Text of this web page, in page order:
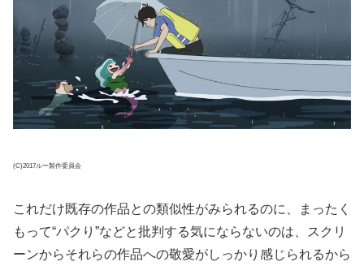
(C)2017ルー製作委員会
これだけ既存の作品との類似性がみられるのに、まったく
もって“パクり”などと批判する気にならないのは、スクリ
ーンからそれらの作品への敬愛がしっかり感じられるから